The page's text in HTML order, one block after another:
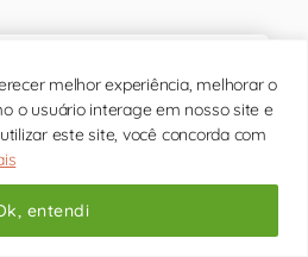
melhor experiência, melhorar o
o usuário interage em nosso site e
este site, você concorda com
entendi
HIV/AIDS: o Papel do
Vermelho